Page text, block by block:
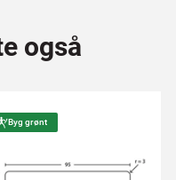
også
Byg grønt